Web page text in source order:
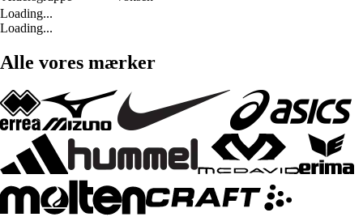
Loading...
Loading...
Alle vores mærker